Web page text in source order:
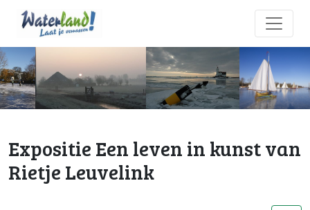
Expositie Een leven in kunst van
Rietje Leuvelink